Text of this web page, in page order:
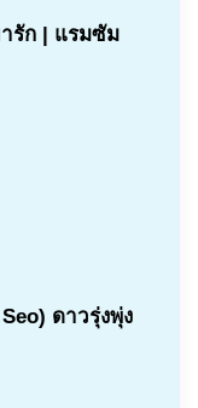
รัก | แรมซัม
ดาวรุ่งพุ่ง